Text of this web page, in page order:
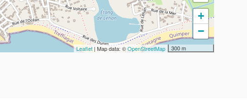
+
−
300 m
Leaflet| Map data: ©OpenStreetMap